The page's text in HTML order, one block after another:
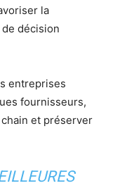
la
décision
entreprises
fournisseurs,
et préserver